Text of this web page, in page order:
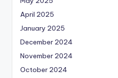
April 2025
January 2025
December 2024
November 2024
October 2024